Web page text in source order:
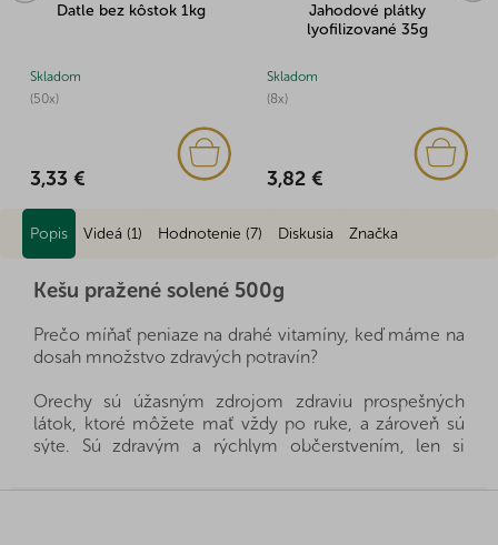
Datle bez kôstok 1kg
(50x)
Skladom
3,33 €
Jahodové plátky
lyofilizované 35g
(8x)
Skladom
3,82 €
Popis Videá (1) Hodnotenie (7) Diskusia Značka
Kešu pražené solené 500g
Prečo míňať peniaze na drahé vitamíny, keď máme na
dosah množstvo zdravých potravín?
Orechy sú úžasným zdrojom zdraviu prospešných
látok, ktoré môžete mať vždy po ruke, a zároveň sú
sýte. Sú zdravým a rýchlym občerstvením, len si
vhodné.